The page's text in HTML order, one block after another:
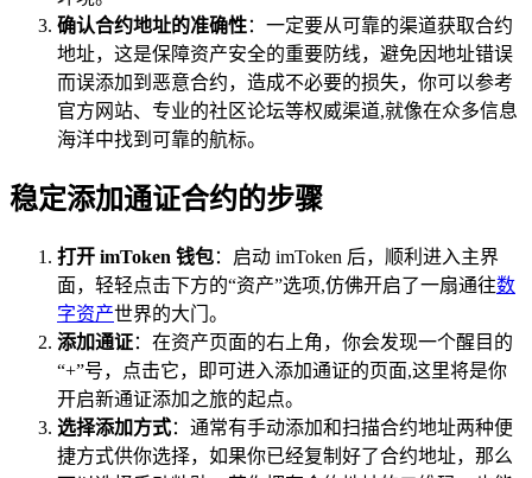
确认合约地址的准确性：一定要从可靠的渠道获取合约
地址，这是保障资产安全的重要防线，避免因地址错误
而误添加到恶意合约，造成不必要的损失，你可以参考
官方网站、专业的社区论坛等权威渠道,就像在众多信息
海洋中找到可靠的航标。
稳定添加通证合约的步骤
打开 imToken 钱包：启动 imToken 后，顺利进入主界
面，轻轻点击下方的“资产”选项,仿佛开启了一扇通往数
字资产世界的大门。
添加通证：在资产页面的右上角，你会发现一个醒目的
“+”号，点击它，即可进入添加通证的页面,这里将是你
开启新通证添加之旅的起点。
选择添加方式：通常有手动添加和扫描合约地址两种便
捷方式供你选择，如果你已经复制好了合约地址，那么